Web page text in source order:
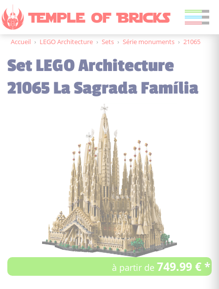
Accueil › LEGO Architecture › Sets › Série monuments › 21065
Set LEGO Architecture
21065 La Sagrada Família
à partir de 749.99 € *